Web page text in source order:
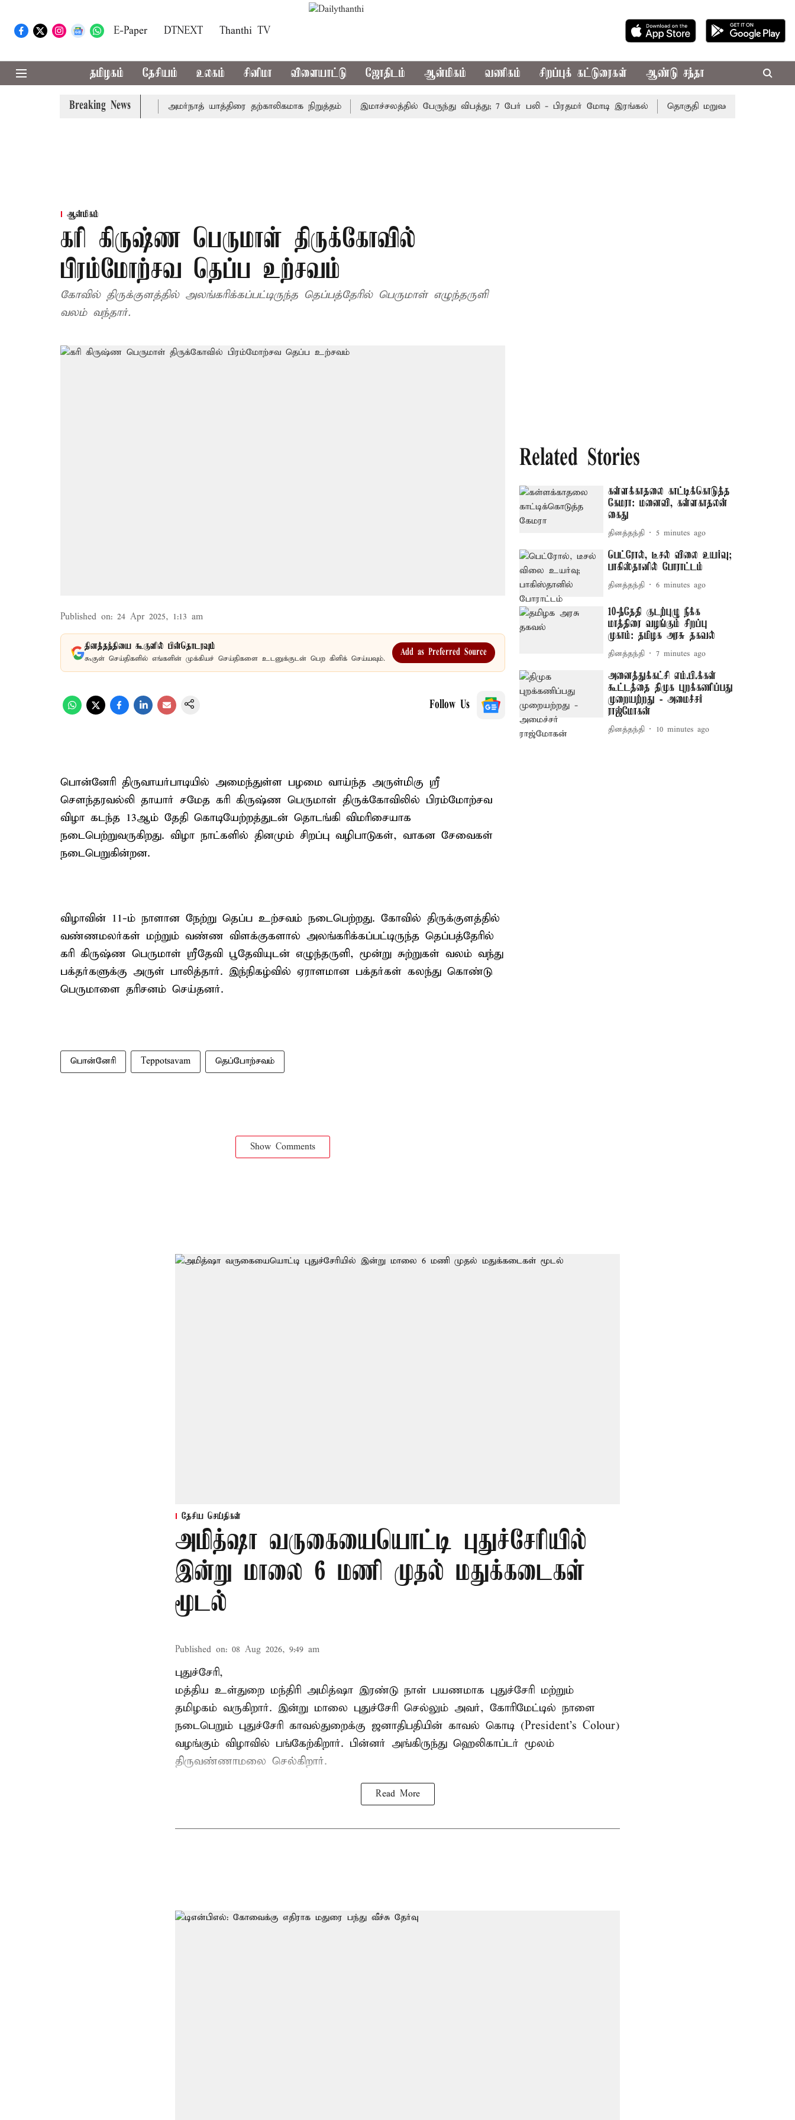
E-Paper DTNEXT Thanthi TV
தமிழகம் தேசியம் உலகம் சினிமா விளையாட்டு ஜோதிடம் ஆன்மிகம் வணிகம் சிறப்புக் கட்டுரைகள் ஆண்டு சந்தா
Breaking News
சுப்ரீம்கோர்ட்டில் விசாரணை அமர்நாத் யாத்திரை தற்காலிகமாக நிறுத்தம் இமாச்சலத்தில் பேருந்து விபத்து; 7 பேர் பலி - பிரதமர் மோடி இரங்கல் தொகுதி மறுவரையறை நடந்தால்
ஆன்மிகம்
கரி கிருஷ்ண பெருமாள் திருக்கோவில்
பிரம்மோற்சவ தெப்ப உற்சவம்
கோவில் திருக்குளத்தில் அலங்கரிக்கப்பட்டிருந்த தெப்பத்தேரில் பெருமாள் எழுந்தருளி
வலம் வந்தார்.
Published on: 24 Apr 2025, 1:13 am
தினத்தந்தியை கூகுளில் பின்தொடரவும்
கூகுள் செய்திகளில் எங்களின் முக்கியச் செய்திகளை உடனுக்குடன் பெற கிளிக் செய்யவும்.
Add as Preferred Source
Follow Us
பொன்னேரி திருவாயர்பாடியில் அமைந்துள்ள பழமை வாய்ந்த அருள்மிகு ஸ்ரீ
சௌந்தரவல்லி தாயார் சமேத கரி கிருஷ்ண பெருமாள் திருக்கோவிலில் பிரம்மோற்சவ
விழா கடந்த 13ஆம் தேதி கொடியேற்றத்துடன் தொடங்கி விமரிசையாக
நடைபெற்றுவருகிறது. விழா நாட்களில் தினமும் சிறப்பு வழிபாடுகள், வாகன சேவைகள்
நடைபெறுகின்றன.
விழாவின் 11-ம் நாளான நேற்று தெப்ப உற்சவம் நடைபெற்றது. கோவில் திருக்குளத்தில்
வண்ணமலர்கள் மற்றும் வண்ண விளக்குகளால் அலங்கரிக்கப்பட்டிருந்த தெப்பத்தேரில்
கரி கிருஷ்ண பெருமாள் ஸ்ரீதேவி பூதேவியுடன் எழுந்தருளி, மூன்று சுற்றுகள் வலம் வந்து
பக்தர்களுக்கு அருள் பாலித்தார். இந்நிகழ்வில் ஏராளமான பக்தர்கள் கலந்து கொண்டு
பெருமாளை தரிசனம் செய்தனர்.
பொன்னேரி Teppotsavam தெப்போற்சவம்
Show Comments
Related Stories
கள்ளக்காதலை காட்டிக்கொடுத்த
கேமரா: மனைவி, கள்ளகாதலன்
கைது
தினத்தந்தி 5 minutes ago
பெட்ரோல், டீசல் விலை உயர்வு;
பாகிஸ்தானில் போராட்டம்
தினத்தந்தி 6 minutes ago
10-ந்தேதி குடற்புழு நீக்க
மாத்திரை வழங்கும் சிறப்பு
முகாம்: தமிழக அரசு தகவல்
தினத்தந்தி 7 minutes ago
அனைத்துக்கட்சி எம்.பி.க்கள்
கூட்டத்தை திமுக புறக்கணிப்பது
முறையற்றது - அமைச்சர்
ராஜ்மோகன்
தினத்தந்தி 10 minutes ago
தேசிய செய்திகள்
அமித்ஷா வருகையையொட்டி புதுச்சேரியில்
இன்று மாலை 6 மணி முதல் மதுக்கடைகள்
மூடல்
Published on: 08 Aug 2026, 9:49 am
புதுச்சேரி,
மத்திய உள்துறை மந்திரி அமித்ஷா இரண்டு நாள் பயணமாக புதுச்சேரி மற்றும்
தமிழகம் வருகிறார். இன்று மாலை புதுச்சேரி செல்லும் அவர், கோரிமேட்டில் நாளை
நடைபெறும் புதுச்சேரி காவல்துறைக்கு ஜனாதிபதியின் காவல் கொடி (President's Colour)
வழங்கும் விழாவில் பங்கேற்கிறார். பின்னர் அங்கிருந்து ஹெலிகாப்டர் மூலம்
திருவண்ணாமலை செல்கிறார்.
Read More